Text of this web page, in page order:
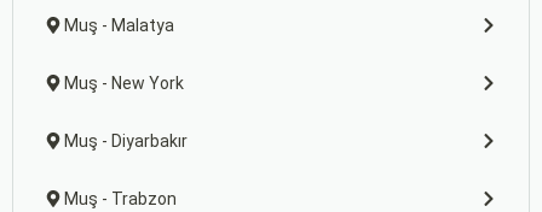
Muş - Malatya
Muş - New York
Muş - Diyarbakır
Muş - Trabzon